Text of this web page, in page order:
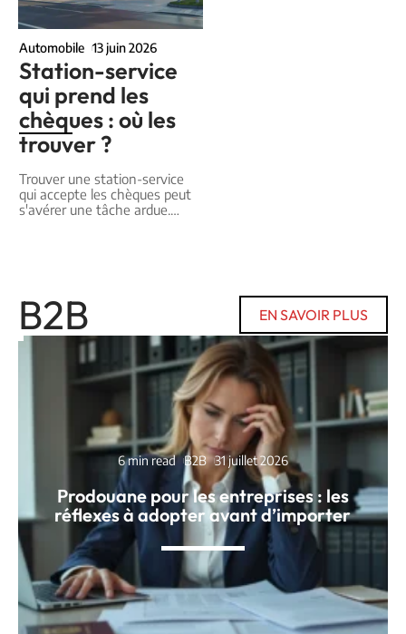
Automobile 13 juin 2026
Station-service
qui prend les
chèques : où les
trouver ?
Trouver une station-service
qui accepte les chèques peut
s'avérer une tâche ardue.…
B2B EN SAVOIR PLUS
6 min read B2B 31 juillet 2026
Prodouane pour les entreprises : les
réflexes à adopter avant d’importer